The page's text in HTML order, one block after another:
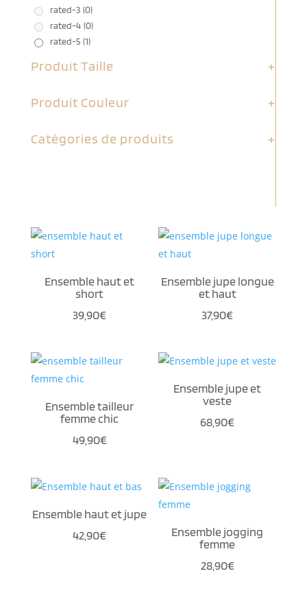
rated-3 (0)
rated-4 (0)
rated-5 (1)
Produit Taille +
Produit Couleur +
Catégories de produits +
Ensemble haut et
short
39,90€
Ensemble jupe longue
et haut
37,90€
Ensemble tailleur
femme chic
49,90€
Ensemble jupe et
veste
68,90€
Ensemble haut et jupe
42,90€
Ensemble jogging
femme
28,90€